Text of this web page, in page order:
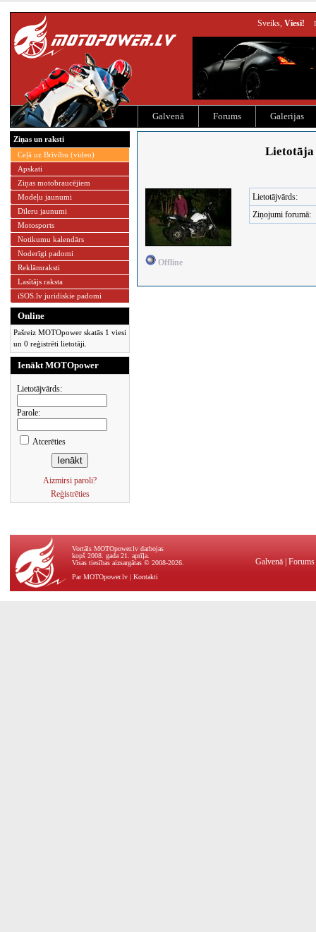
Sveiks, Viesi!
Galvenā Forums Galerijas
Ziņas un raksti
Ceļā uz Brīvību (video)
Apskati
Ziņas motobraucējiem
Modeļu jaunumi
Dīleru jaunumi
Motosports
Notikumu kalendārs
Noderīgi padomi
Reklāmraksti
Lasītājs raksta
iSOS.lv juridiskie padomi
Online
Pašreiz MOTOpower skatās 1 viesi
un 0 reģistrēti lietotāji.
Ienākt MOTOpower
Lietotājvārds:
Parole:
Atcerēties
Aizmirsi paroli?
Reģistrēties
Lietotāja
Offline
Lietotājvārds:
Ziņojumi forumā:
Vortāls MOTOpower.lv darbojas
kopš 2008. gada 21. aprīļa.
Visas tiesības aizsargātas © 2008-2026.
Par MOTOpower.lv | Kontakti
Galvenā Forums